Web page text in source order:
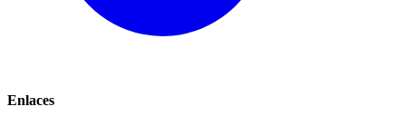
Enlaces